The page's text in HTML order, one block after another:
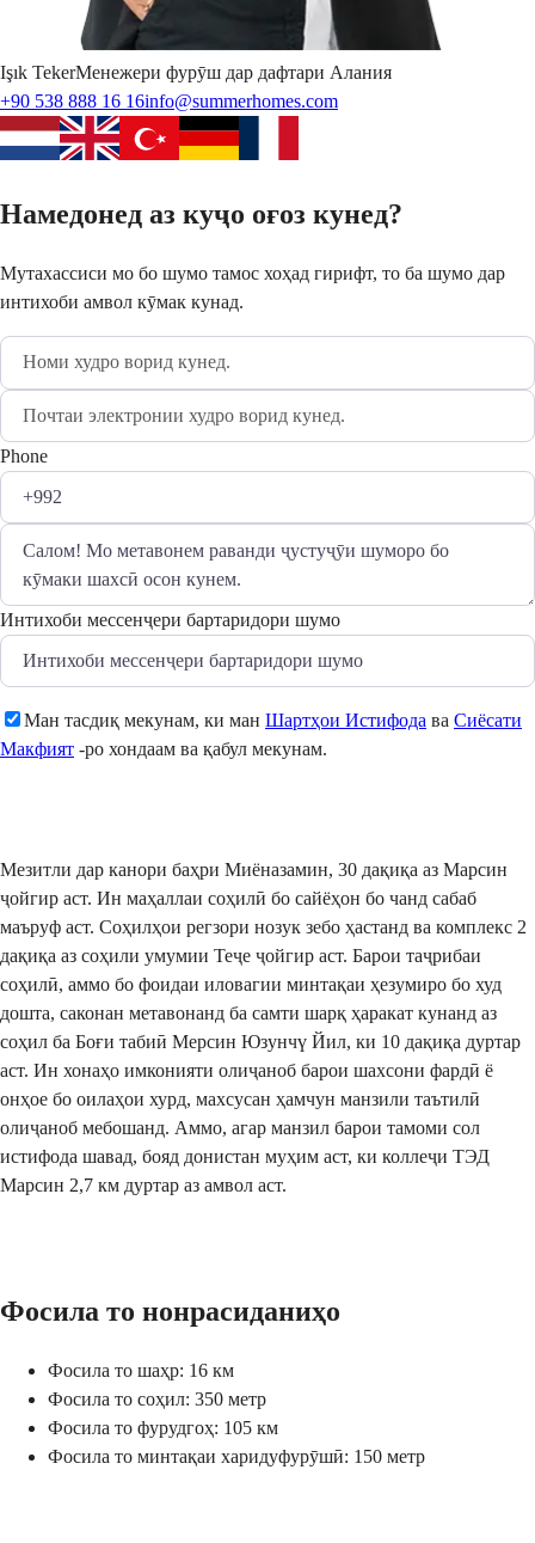
Işık TekerМенежери фурӯш дар дафтари Алания
+90 538 888 16 16info@summerhomes.com
Намедонед аз куҷо оғоз кунед?
Мутахассиси мо бо шумо тамос хоҳад гирифт, то ба шумо дар
интихоби амвол кӯмак кунад.
Phone
Интихоби мессенҷери бартаридори шумо
Ман тасдиқ мекунам, ки ман Шартҳои Истифода ва Сиёсати
Макфият -ро хондаам ва қабул мекунам.
Мезитли дар канори баҳри Миёназамин, 30 дақиқа аз Марсин
ҷойгир аст. Ин маҳаллаи соҳилӣ бо сайёҳон бо чанд сабаб
маъруф аст. Соҳилҳои регзори нозук зебо ҳастанд ва комплекс 2
дақиқа аз соҳили умумии Теҷе ҷойгир аст. Барои таҷрибаи
соҳилӣ, аммо бо фоидаи иловагии минтақаи ҳезумиро бо худ
дошта, саконан метавонанд ба самти шарқ ҳаракат кунанд аз
соҳил ба Боғи табиӣ Мерсин Юзунчү Йил, ки 10 дақиқа дуртар
аст. Ин хонаҳо имконияти олиҷаноб барои шахсони фардӣ ё
онҳое бо оилаҳои хурд, махсусан ҳамчун манзили таътилӣ
олиҷаноб мебошанд. Аммо, агар манзил барои тамоми сол
истифода шавад, бояд донистан муҳим аст, ки коллеҷи ТЭД
Марсин 2,7 км дуртар аз амвол аст.
Фосила то нонрасиданиҳо
Фосила то шаҳр: 16 км
Фосила то соҳил: 350 метр
Фосила то фурудгоҳ: 105 км
Фосила то минтақаи харидуфурӯшӣ: 150 метр